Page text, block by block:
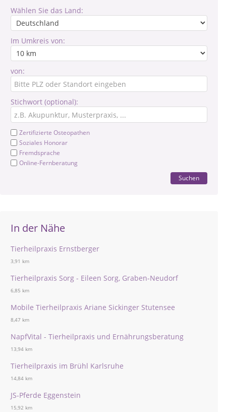
Wählen Sie das Land:
Im Umkreis von:
von:
Stichwort (optional):
Zertifizierte Osteopathen
Soziales Honorar
Fremdsprache
Online-Fernberatung
Suchen
In der Nähe
Tierheilpraxis Ernstberger
3,91 km
Tierheilpraxis Sorg - Eileen Sorg, Graben-Neudorf
6,85 km
Mobile Tierheilpraxis Ariane Sickinger Stutensee
8,47 km
NapfVital - Tierheilpraxis und Ernährungsberatung
13,94 km
Tierheilpraxis im Brühl Karlsruhe
14,84 km
JS-Pferde Eggenstein
15,92 km